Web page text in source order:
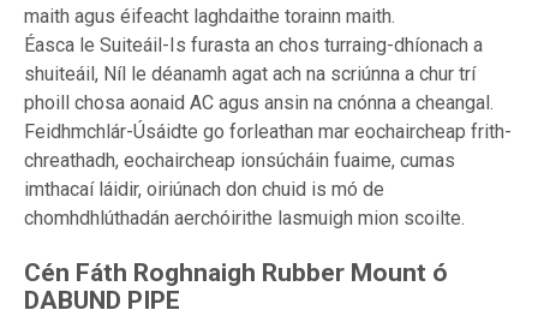
maith agus éifeacht laghdaithe torainn maith.
Éasca le Suiteáil-Is furasta an chos turraing-dhíonach a
shuiteáil, Níl le déanamh agat ach na scriúnna a chur trí
phoill chosa aonaid AC agus ansin na cnónna a cheangal.
Feidhmchlár-Úsáidte go forleathan mar eochaircheap frith-
chreathadh, eochaircheap ionsúcháin fuaime, cumas
imthacaí láidir, oiriúnach don chuid is mó de
chomhdhlúthadán aerchóirithe lasmuigh mion scoilte.
Cén Fáth Roghnaigh Rubber Mount ó
DABUND PIPE